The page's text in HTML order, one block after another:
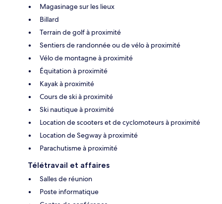
Magasinage sur les lieux
Billard
Terrain de golf à proximité
Sentiers de randonnée ou de vélo à proximité
Vélo de montagne à proximité
Équitation à proximité
Kayak à proximité
Cours de ski à proximité
Ski nautique à proximité
Location de scooters et de cyclomoteurs à proximité
Location de Segway à proximité
Parachutisme à proximité
Télétravail et affaires
Salles de réunion
Poste informatique